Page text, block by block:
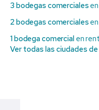
3 bodegas comerciales
2 bodegas comerciales
1 bodega comercialen
Ver todas las ciudades